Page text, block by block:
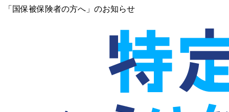
「国保被保険者の方へ」のお知らせ